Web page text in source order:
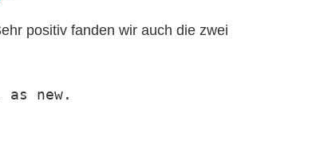
positiv fanden wir auch die zwei
new.